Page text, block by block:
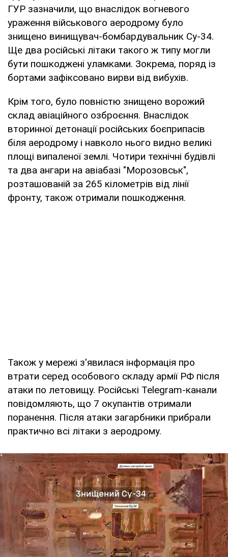
ГУР зазначили, що внаслідок вогневого
ураження військового аеродрому було
знищено винищувач-бомбардувальник Су-34.
Ще два російські літаки такого ж типу могли
бути пошкоджені уламками. Зокрема, поряд із
бортами зафіксовано вирви від вибухів.
Крім того, було повністю знищено ворожий
склад авіаційного озброєння. Внаслідок
вторинної детонації російських боєприпасів
біля аеродрому і навколо нього видно великі
площі випаленої землі. Чотири технічні будівлі
та два ангари на авіабазі "Морозовськ",
розташованій за 265 кілометрів від лінії
фронту, також отримали пошкодження.
Також у мережі з'явилася інформація про
втрати серед особового складу армії РФ після
атаки по летовищу. Російські Telegram-канали
повідомляють, що 7 окупантів отримали
поранення. Після атаки загарбники прибрали
практично всі літаки з аеродрому.